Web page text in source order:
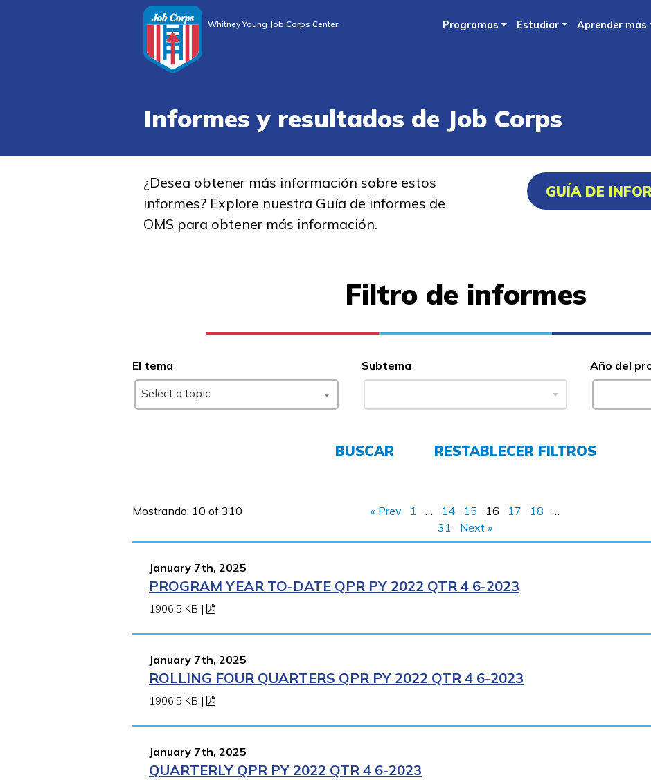
to
Whitney Young Job Corps Center Programas Estudiar Aprender más
Informes y resultados de Job Corps
¿Desea obtener más información sobre estos
informes? Explore nuestra Guía de informes de
OMS para obtener más información.
GUÍA DE
Filtro de informes
El tema
Select a topic
Subtema Año del
BUSCAR RESTABLECER FILTROS
Mostrando: 10 of 310 « Prev 1 … 14 15 16 17 18
…
31
Next »
January 7th, 2025
PROGRAM YEAR TO-DATE QPR PY 2022 QTR 4 6-2023
1906.5 KB |
January 7th, 2025
ROLLING FOUR QUARTERS QPR PY 2022 QTR 4 6-2023
1906.5 KB |
January 7th, 2025
QUARTERLY QPR PY 2022 QTR 4 6-2023